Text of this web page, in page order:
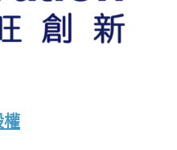
權